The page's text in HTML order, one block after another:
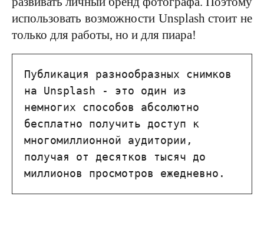
использовать возможности Unsplash стоит не
только для работы, но и для пиара!
Публикация разнообразных снимков
на Unsplash - это один из
немногих способов абсолютно
бесплатно получить доступ к
многомиллионной аудитории,
получая от десятков тысяч до
миллионов просмотров ежедневно.